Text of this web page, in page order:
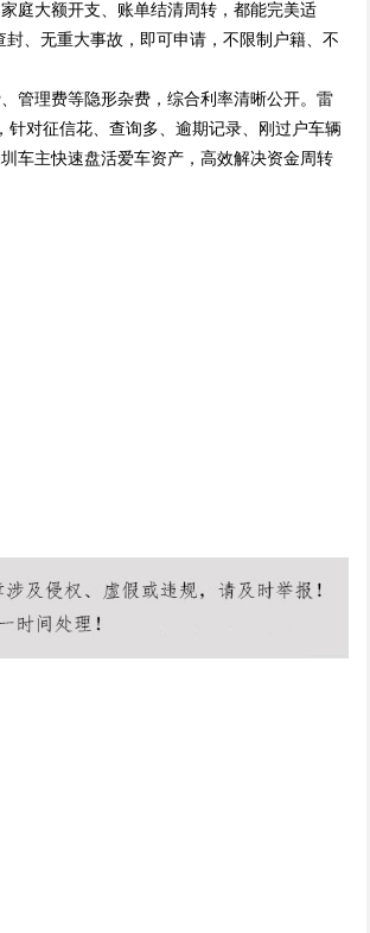
庭大额开支、账单结清周转，都能完美适
、无重大事故，即可申请，不限制户籍、不
管理费等隐形杂费，综合利率清晰公开。雷
针对征信花、查询多、逾期记录、刚过户车辆
车主快速盘活爱车资产，高效解决资金周转